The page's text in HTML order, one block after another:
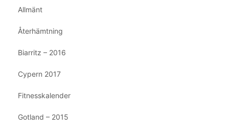
Allmänt
Återhämtning
Biarritz – 2016
Cypern 2017
Fitnesskalender
Gotland – 2015